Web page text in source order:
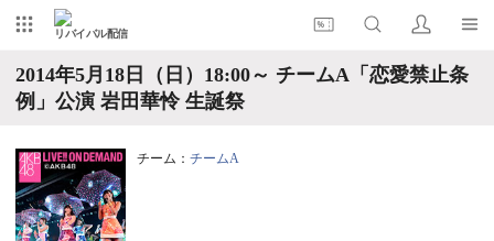
リバイバル配信
2014年5月18日（日）18:00～ チームA「恋愛禁止条
例」公演 岩田華怜 生誕祭
チーム： チームA